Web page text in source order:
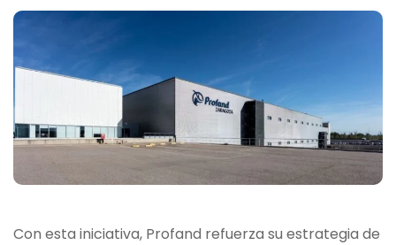
Con esta iniciativa, Profand refuerza su estrategia de